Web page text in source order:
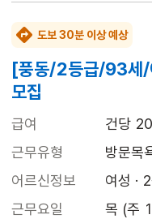
도보 30분 이상 예상
[풍동/2등급/93세/
모집
급여
건당
근무유형
방문목
어르신정보
여성 ·
근무요일
목 (주